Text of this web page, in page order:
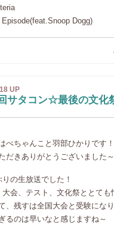
Episode(feat.Snoop Dogg)
UP
サタコン☆最後の文化
べちゃんこと羽部ひかりです！
だきありがとうございました～
の生放送でした！
大会、テスト、文化祭ととても
、残すは全国大会と受験にな
るのは早いなと感じますね～